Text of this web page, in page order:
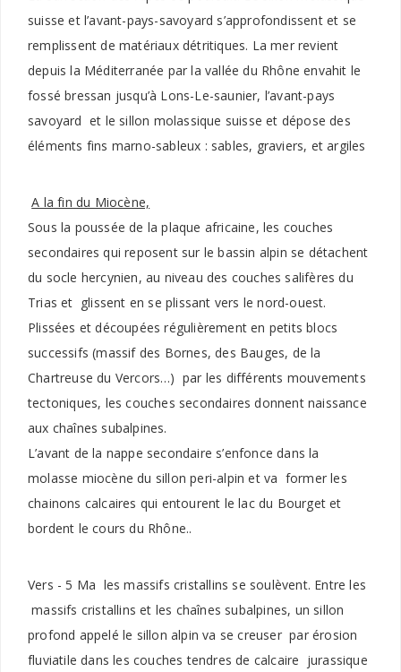
suisse et l’avant-pays-savoyard s’approfondissent et se
remplissent de matériaux détritiques. La mer revient
depuis la Méditerranée par la vallée du Rhône envahit le
fossé bressan jusqu’à Lons-Le-saunier, l’avant-pays
savoyard et le sillon molassique suisse et dépose des
éléments fins marno-sableux : sables, graviers, et argiles
A la fin du Miocène,
Sous la poussée de la plaque africaine, les couches
secondaires qui reposent sur le bassin alpin se détachent
du socle hercynien, au niveau des couches salifères du
Trias et glissent en se plissant vers le nord-ouest.
Plissées et découpées régulièrement en petits blocs
successifs (massif des Bornes, des Bauges, de la
Chartreuse du Vercors…) par les différents mouvements
tectoniques, les couches secondaires donnent naissance
aux chaînes subalpines.
L’avant de la nappe secondaire s’enfonce dans la
molasse miocène du sillon peri-alpin et va former les
chainons calcaires qui entourent le lac du Bourget et
bordent le cours du Rhône..
Vers - 5 Ma les massifs cristallins se soulèvent. Entre les
massifs cristallins et les chaînes subalpines, un sillon
profond appelé le sillon alpin va se creuser par érosion
fluviatile dans les couches tendres de calcaire jurassique